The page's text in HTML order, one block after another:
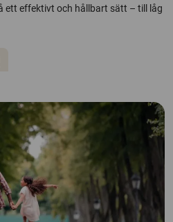
ett effektivt och hållbart sätt – till låg